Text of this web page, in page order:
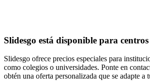
Slidesgo está disponible para centros
Slidesgo ofrece precios especiales para
como colegios o universidades. Ponte en
obtén una oferta personalizada que se adapte a